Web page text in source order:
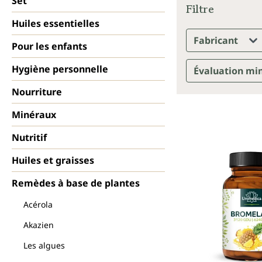
Huiles essentielles
Pour les enfants
Hygiène personnelle
Nourriture
Minéraux
Nutritif
Huiles et graisses
Remèdes à base de plantes
Acérola
Akazien
Les algues
Filtre
Fabricant
Évaluation